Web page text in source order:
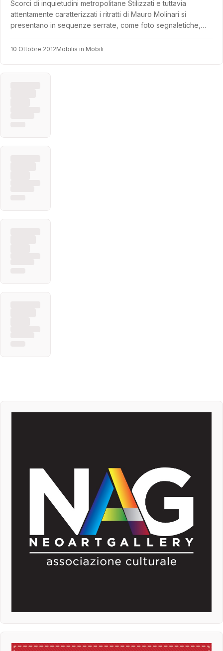
Scorci di inquietudini metropolitane Stilizzati e tuttavia
attentamente caratterizzati i ritratti di Mauro Molinari si
presentano in sequenze serrate, come foto segnaletiche,…
10 Ottobre 2012Mobilis in Mobili